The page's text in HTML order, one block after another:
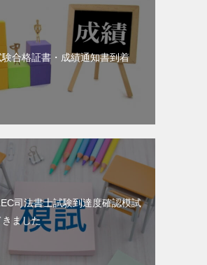
合格証書・成績通知書到着
司法書士試験到達度確認模試
ました